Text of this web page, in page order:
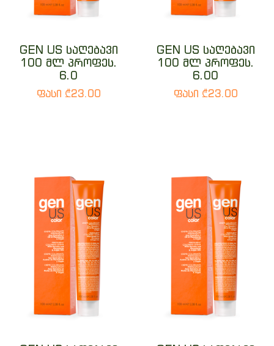
GEN US საღებავი
100 მლ პროფეს.
6.0
ფასი ₾23.00
GEN US საღებავი
100 მლ პროფეს.
6.00
ფასი ₾23.00